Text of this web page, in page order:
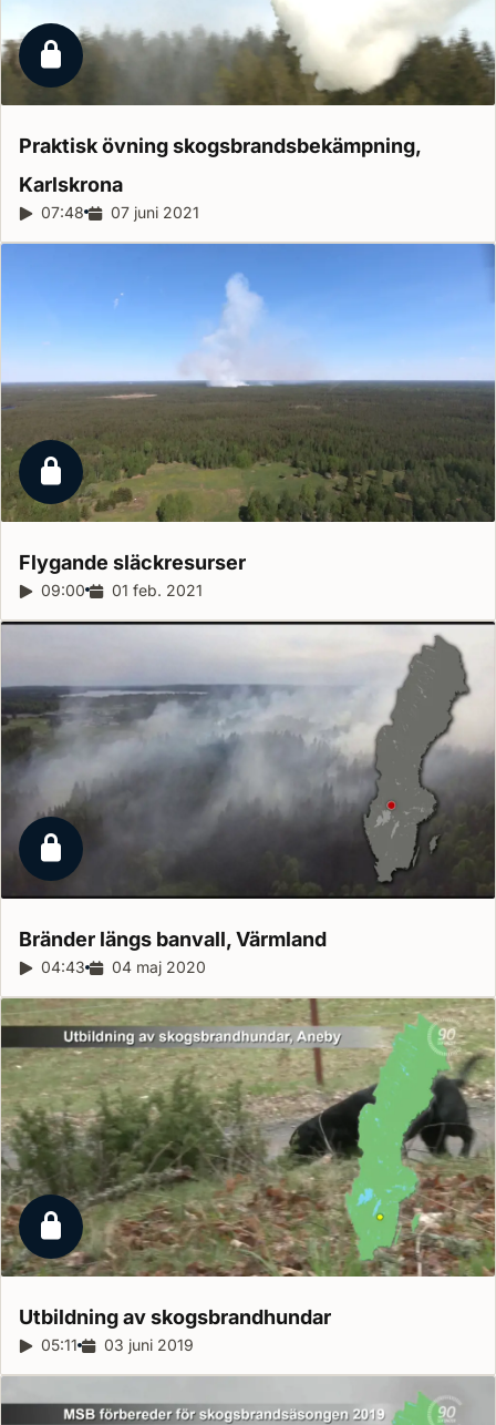
Låst reportage
Praktisk övning skogsbrandsbekämpning,
Karlskrona
Reportagelängd:
07:48 Releasedatum:
07 juni 2021
Låst reportage
Flygande släckresurser
Reportagelängd:
09:00 Releasedatum:
01 feb. 2021
Låst reportage
Bränder längs banvall,Värmland
Reportagelängd:
04:43 Releasedatum:
04 maj 2020
Låst reportage
Utbildning avskogsbrandhundar
Reportagelängd:
05:11 Releasedatum:
03 juni 2019